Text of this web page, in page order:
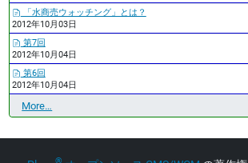
「水商売ウォッチング」とは？
2012年10月03日
第7回
2012年10月04日
第6回
2012年10月04日
最
近
More…